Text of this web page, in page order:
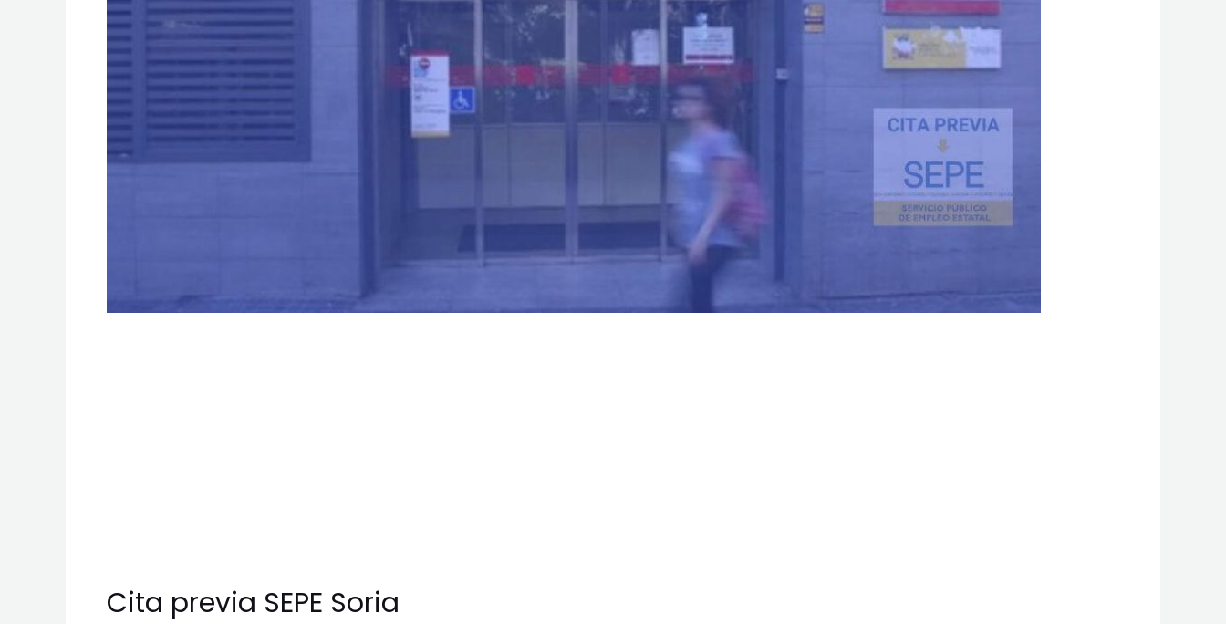
Cita previa SEPE Soria